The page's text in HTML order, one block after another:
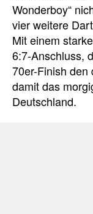
Wonderboy“
vier weitere
Mit einem
6:7-Anschluss,
70er-Finish
damit das
Deutschland.